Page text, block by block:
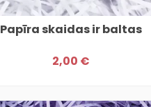
Papīra skaidas ir baltas
2,00 €